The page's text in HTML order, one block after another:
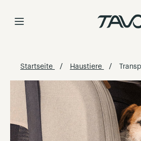
to
Startseite Haustiere